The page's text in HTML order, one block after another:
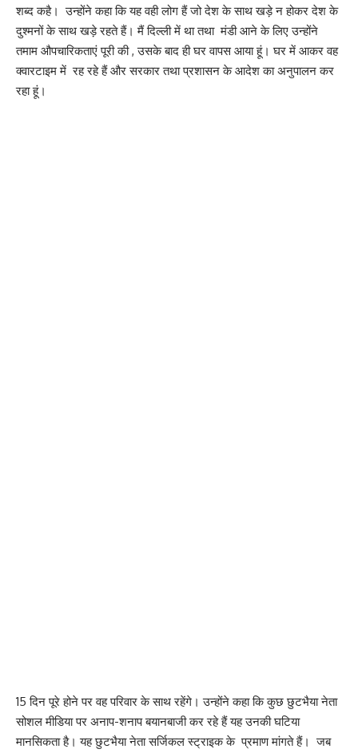
शब्द कहै। उन्होंने कहा कि यह वही लोग हैं जो देश के साथ खड़े न होकर देश के
दुश्मनों के साथ खड़े रहते हैं। मैं दिल्ली में था तथा मंडी आने के लिए उन्होंने
तमाम औपचारिकताएं पूरी की , उसके बाद ही घर वापस आया हूं। घर में आकर वह
क्वारटाइम में रह रहे हैं और सरकार तथा प्रशासन के आदेश का अनुपालन कर
रहा हूं।
15 दिन पूरे होने पर वह परिवार के साथ रहेंगे। उन्होंने कहा कि कुछ छुटभैया नेता
सोशल मीडिया पर अनाप-शनाप बयानबाजी कर रहे हैं यह उनकी घटिया
मानसिकता है। यह छुटभैया नेता सर्जिकल स्ट्राइक के प्रमाण मांगते हैं। जब